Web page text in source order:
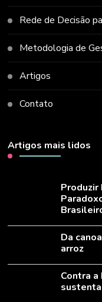
Rede de Decisão
Metodologia de
Artigos
Contato
Artigos mais lidos
Produzir
Da
arroz
Contra a